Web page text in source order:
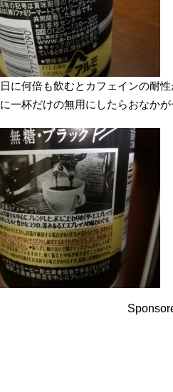
に何倍も飲むとカフェインの耐
一杯だけの無用にしたらおなか